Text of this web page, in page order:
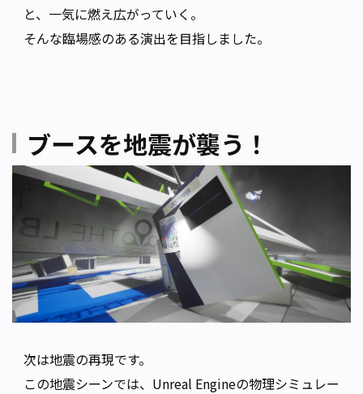
と、一気に燃え広がっていく。
そんな臨場感のある演出を目指しました。
ブースを地震が襲う！
次は地震の再現です。
この地震シーンでは、Unreal Engineの物理シミュレー